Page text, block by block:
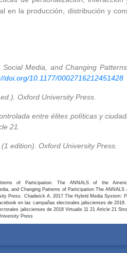
la producción, distribución y
Media, and Changing
doi.org/10.1177/0002716212451428
Oxford University Press.
entre élites políticas y
21.
edition). Oxford University Press.
of Participation. The ANNALS of the
and Changing Patterns of Participation The ANNALS
Press. Chadwick A. 2017 The Hybrid Media System:
en las campañas electorales jaliscienses de
jaliscienses de 2018 Virtualis 11 21 Article 21
Press